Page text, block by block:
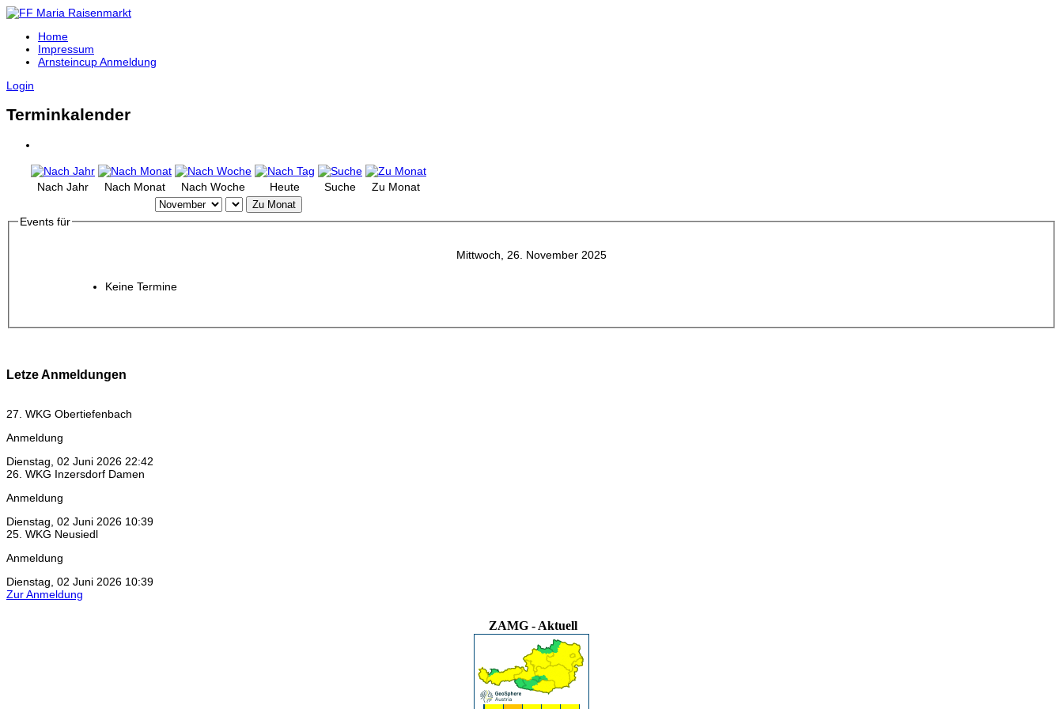
Home
Impressum
Arnsteincup Anmeldung
Login
Terminkalender
Nach Jahr Nach Monat Nach Woche Heute Suche Zu Monat
Zu Monat
Events für
Mittwoch, 26. November 2025
Keine Termine
Letze Anmeldungen
27. WKG Obertiefenbach
Anmeldung
Dienstag, 02 Juni 2026 22:42
26. WKG Inzersdorf Damen
Anmeldung
Dienstag, 02 Juni 2026 10:39
25. WKG Neusiedl
Anmeldung
Dienstag, 02 Juni 2026 10:39
Zur Anmeldung
ZAMG - Aktuell